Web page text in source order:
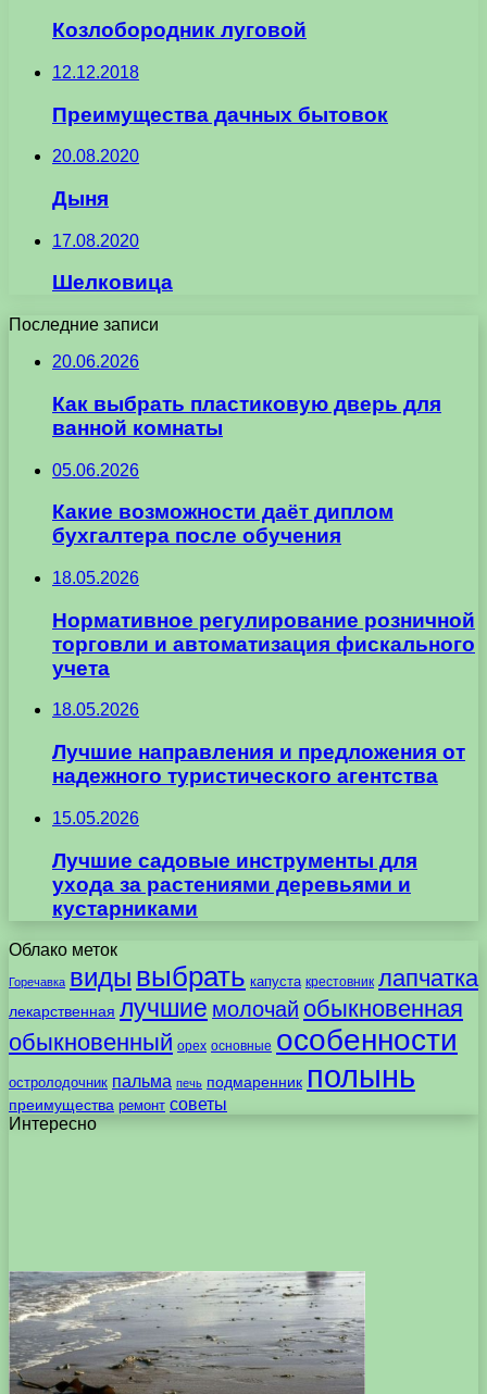
Козлобородник луговой
12.12.2018
Преимущества дачных бытовок
20.08.2020
Дыня
17.08.2020
Шелковица
Последние записи
20.06.2026
Как выбрать пластиковую дверь для
ванной комнаты
05.06.2026
Какие возможности даёт диплом
бухгалтера после обучения
18.05.2026
Нормативное регулирование розничной
торговли и автоматизация фискального
учета
18.05.2026
Лучшие направления и предложения от
надежного туристического агентства
15.05.2026
Лучшие садовые инструменты для
ухода за растениями деревьями и
кустарниками
Облако меток
Горечавка виды выбрать капуста крестовник лапчатка
лекарственная лучшие молочай обыкновенная
обыкновенный орех основные особенности
остролодочник пальма печь подмаренник полынь
преимущества ремонт советы
Интересно